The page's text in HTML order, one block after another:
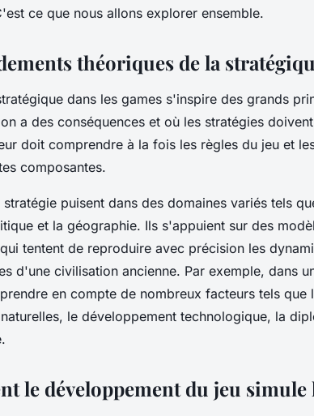
ce que nous allons explorer ensemble.
théoriques de la
dans les games s'inspire des grands
a des conséquences et où les stratégies
doit comprendre à la fois les règles du jeu et
composantes.
stratégie puisent dans des domaines variés tels
et la géographie. Ils s'appuient sur des
tentent de reproduire avec précision les
d'une civilisation ancienne. Par exemple, dans
en compte de nombreux facteurs tels que
le développement technologique, la
le développement du jeu simule